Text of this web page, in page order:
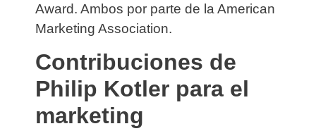
Award. Ambos por parte de la American
Marketing Association.
Contribuciones de
Philip Kotler para el
marketing